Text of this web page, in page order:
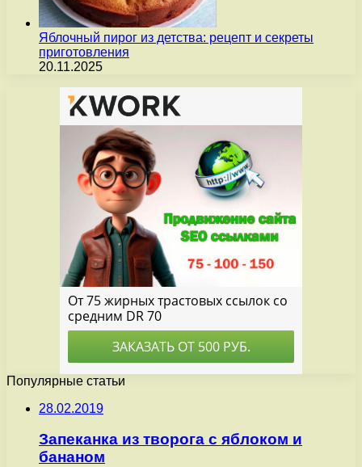
Яблочный пирог из детства: рецепт и секреты
приготовления
20.11.2025
Популярные статьи
28.02.2019
Запеканка из творога с яблоком и
бананом